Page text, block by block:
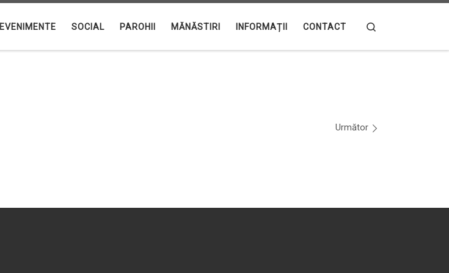
EVENIMENTE SOCIAL PAROHII MĂNĂSTIRI INFORMAȚII CONTACT
Următor